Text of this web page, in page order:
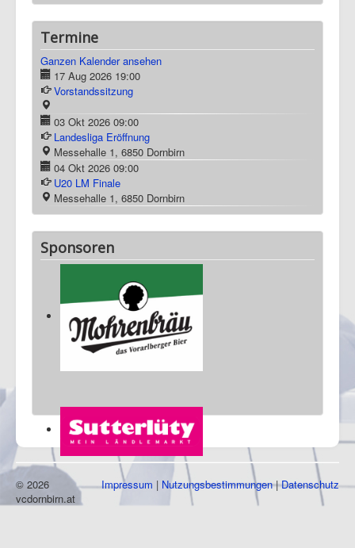
Termine
Ganzen Kalender ansehen
17 Aug 2026 19:00
03 Okt 2026 09:00
Landesliga Eröffnung
Messehalle 1, 6850 Dornbirn
04 Okt 2026 09:00
Sponsoren